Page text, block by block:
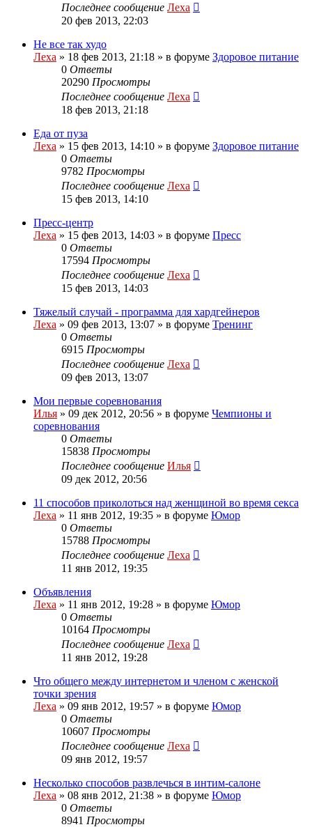
Последнее сообщение Леха
20 фев 2013, 22:03
Не все так худо
Леха » 18 фев 2013, 21:18 » в форуме Здоровое питание
0 Ответы
20290 Просмотры
Последнее сообщение Леха
18 фев 2013, 21:18
Еда от пуза
Леха » 15 фев 2013, 14:10 » в форуме Здоровое питание
0 Ответы
9782 Просмотры
Последнее сообщение Леха
15 фев 2013, 14:10
Пресс-центр
Леха » 15 фев 2013, 14:03 » в форуме Пресс
0 Ответы
17594 Просмотры
Последнее сообщение Леха
15 фев 2013, 14:03
Тяжелый случай - программа для хардгейнеров
Леха » 09 фев 2013, 13:07 » в форуме Тренинг
0 Ответы
6915 Просмотры
Последнее сообщение Леха
09 фев 2013, 13:07
Мои первые соревнования
Илья » 09 дек 2012, 20:56 » в форуме Чемпионы и
соревнования
0 Ответы
15838 Просмотры
Последнее сообщение Илья
09 дек 2012, 20:56
11 способов приколоться над женщиной во время секса
Леха » 11 янв 2012, 19:35 » в форуме Юмор
0 Ответы
15788 Просмотры
Последнее сообщение Леха
11 янв 2012, 19:35
Объявления
Леха » 11 янв 2012, 19:28 » в форуме Юмор
0 Ответы
10164 Просмотры
Последнее сообщение Леха
11 янв 2012, 19:28
Что общего между интернетом и членом с женской
точки зрения
Леха » 09 янв 2012, 19:57 » в форуме Юмор
0 Ответы
10607 Просмотры
Последнее сообщение Леха
09 янв 2012, 19:57
Несколько способов развлечься в интим-салоне
Леха » 08 янв 2012, 21:38 » в форуме Юмор
0 Ответы
8941 Просмотры